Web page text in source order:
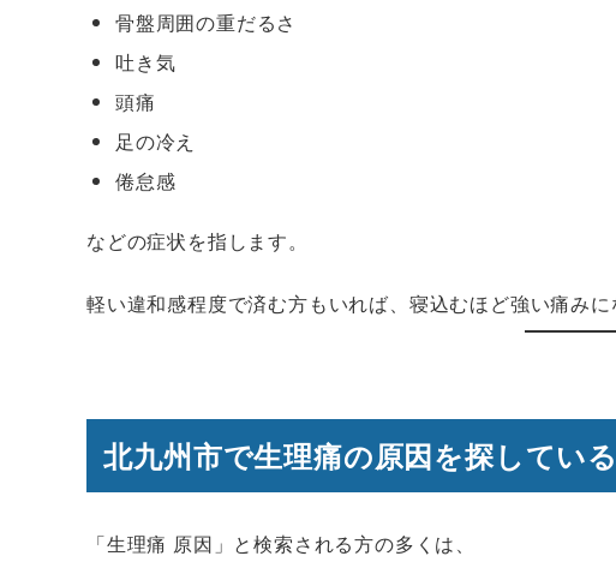
骨盤周囲の重だるさ
吐き気
頭痛
足の冷え
倦怠感
などの症状を指します。
軽い違和感程度で済む方もいれば、寝込むほど強い痛みに
北九州市で生理痛の原因を探してい
「生理痛 原因」と検索される方の多くは、